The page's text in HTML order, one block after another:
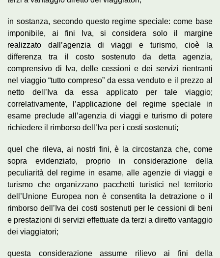
in sostanza, secondo questo regime speciale: come base
imponibile, ai fini Iva, si considera solo il margine
realizzato dall’agenzia di viaggi e turismo, cioè la
differenza tra il costo sostenuto da detta agenzia,
comprensivo di Iva, delle cessioni e dei servizi rientranti
nel viaggio “tutto compreso” da essa venduto e il prezzo al
netto dell’Iva da essa applicato per tale viaggio;
correlativamente, l’applicazione del regime speciale in
esame preclude all’agenzia di viaggi e turismo di potere
richiedere il rimborso dell’Iva per i costi sostenuti;
quel che rileva, ai nostri fini, è la circostanza che, come
sopra evidenziato, proprio in considerazione della
peculiarità del regime in esame, alle agenzie di viaggi e
turismo che organizzano pacchetti turistici nel territorio
dell’Unione Europea non è consentita la detrazione o il
rimborso dell’Iva dei costi sostenuti per le cessioni di beni
e prestazioni di servizi effettuate da terzi a diretto vantaggio
dei viaggiatori;
questa considerazione assume rilievo ai fini della